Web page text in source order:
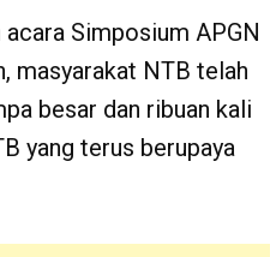
Simposium APGN
masyarakat NTB telah
besar dan ribuan kali
yang terus berupaya